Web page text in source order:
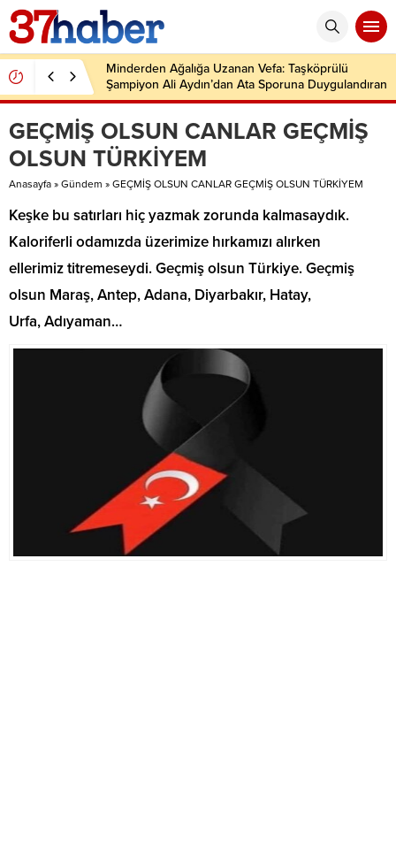
Minderden Ağalığa Uzanan Vefa: Taşköprülü
Şampiyon Ali Aydın’dan Ata Sporuna Duygulandıran
Dönüş
GEÇMİŞ OLSUN CANLAR GEÇMİŞ
OLSUN TÜRKİYEM
Anasayfa » Gündem » GEÇMİŞ OLSUN CANLAR GEÇMİŞ OLSUN TÜRKİYEM
Keşke bu satırları hiç yazmak zorunda kalmasaydık.
Kaloriferli odamızda üzerimize hırkamızı alırken
ellerimiz titremeseydi. Geçmiş olsun Türkiye. Geçmiş
olsun Maraş, Antep, Adana, Diyarbakır, Hatay,
Urfa, Adıyaman…